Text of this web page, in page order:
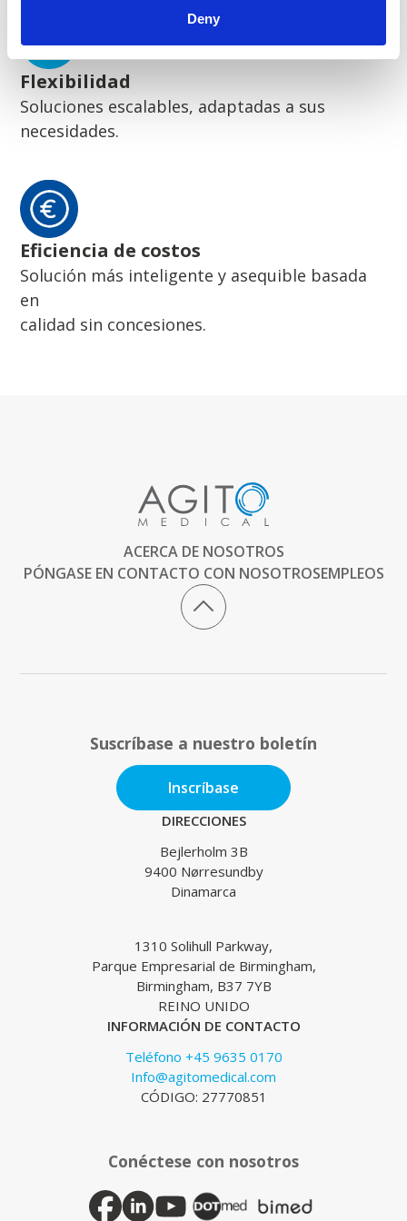
Deny
Flexibilidad
Soluciones escalables, adaptadas a sus
necesidades.
Eficiencia de costos
Solución más inteligente y asequible basada
en
calidad sin concesiones.
ACERCA DE NOSOTROS
PÓNGASE EN CONTACTO CON NOSOTROSEMPLEOS
Suscríbase a nuestro boletín
Inscríbase
DIRECCIONES
Bejlerholm 3B
9400 Nørresundby
Dinamarca
1310 Solihull Parkway,
Parque Empresarial de Birmingham,
Birmingham, B37 7YB
REINO UNIDO
INFORMACIÓN DE CONTACTO
Teléfono +45 9635 0170
Info@agitomedical.com
CÓDIGO: 27770851
Conéctese con nosotros